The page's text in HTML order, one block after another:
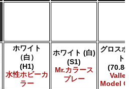
ホワイト
（白）
(H1)
水性ホビーカ
ラー
ホワイト (白)
(S1)
Mr.カラース
プレー
グロス
ト
Model